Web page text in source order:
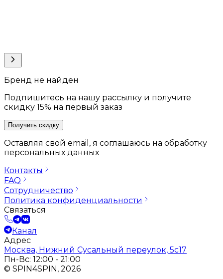
Бренд не найден
Подпишитесь на нашу рассылку и получите
скидку 15% на первый заказ
Получить скидку
Оставляя свой email, я соглашаюсь на обработку
персональных данных
Контакты
FAQ
Сотрудничество
Политика конфиденциальности
Связаться
Канал
Адрес
Москва, Нижний Сусальный переулок, 5с17
Пн-Вс: 12:00 - 21:00
© SPIN4SPIN, 2026